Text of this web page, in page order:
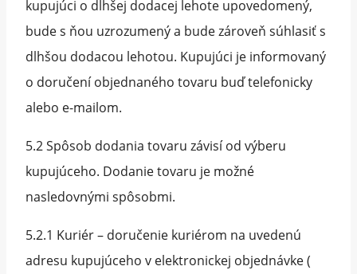
kupujúci o dlhšej dodacej lehote upovedomený,
bude s ňou uzrozumený a bude zároveň súhlasiť s
dlhšou dodacou lehotou. Kupujúci je informovaný
o doručení objednaného tovaru buď telefonicky
alebo e-mailom.
5.2 Spôsob dodania tovaru závisí od výberu
kupujúceho. Dodanie tovaru je možné
nasledovnými spôsobmi.
5.2.1 Kuriér – doručenie kuriérom na uvedenú
adresu kupujúceho v elektronickej objednávke (